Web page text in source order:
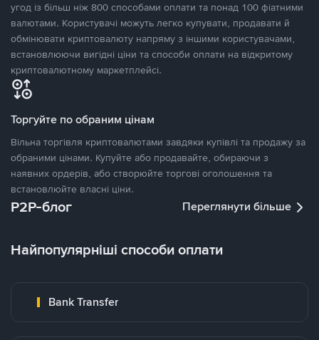
угод із більш ніж 800 способами оплати та понад 100 фіатними
валютами. Користувачі можуть легко купувати, продавати й
обмінювати криптовалюту напряму з іншими користувачами,
встановлюючи вигідні ціни та способи оплати на відкритому
криптовалютному маркетплейсі.
Торгуйте по обраним цінам
Вільна торгівля криптовалютами завдяки купівлі та продажу за
обраними цінами. Купуйте або продавайте, обираючи з
наявних ордерів, або створюйте торгові оголошення та
встановлюйте власні ціни.
P2P-блог Переглянути більше
Найпопулярніші способи оплати
Bank Transfer